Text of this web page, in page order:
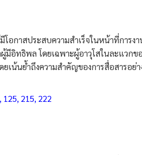
โอกาสประสบความสำเร็จในหน้าที่การ
อิทธิพล โดยเฉพาะผู้อาวุโสในละแวกข
ยเน้นย้ำถึงความสำคัญของการสื่อสารอ
125, 215, 222